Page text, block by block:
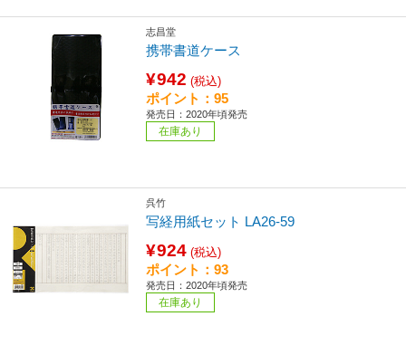
志昌堂
携帯書道ケース
¥942 (税込)
ポイント：95
発売日：2020年頃発売
在庫あり
呉竹
写経用紙セット LA26-59
¥924 (税込)
ポイント：93
発売日：2020年頃発売
在庫あり